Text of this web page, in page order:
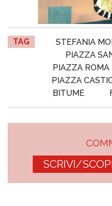
TAG STEFANIA
PIAZZA
PIAZZA ROMA
PIAZZA
BITUME
SCRIVI/